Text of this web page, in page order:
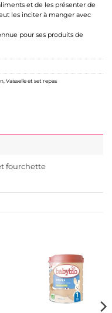
et de les présenter de
les inciter à manger avec
pour ses produits de
Vaisselle et set repas
fourchette